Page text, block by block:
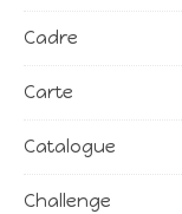
Cadre
Carte
Catalogue
Challenge